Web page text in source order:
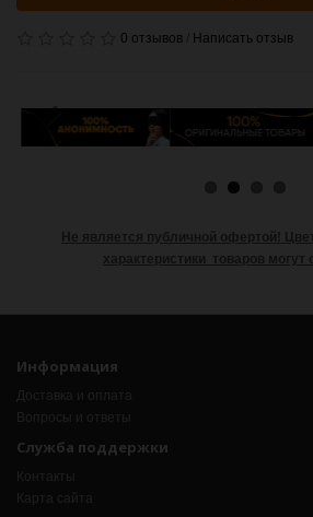
0 отзывов Написать отзыв
Информация
Доставка и оплата
Вопросы и ответы
Служба поддержки
Контакты
Карта сайта